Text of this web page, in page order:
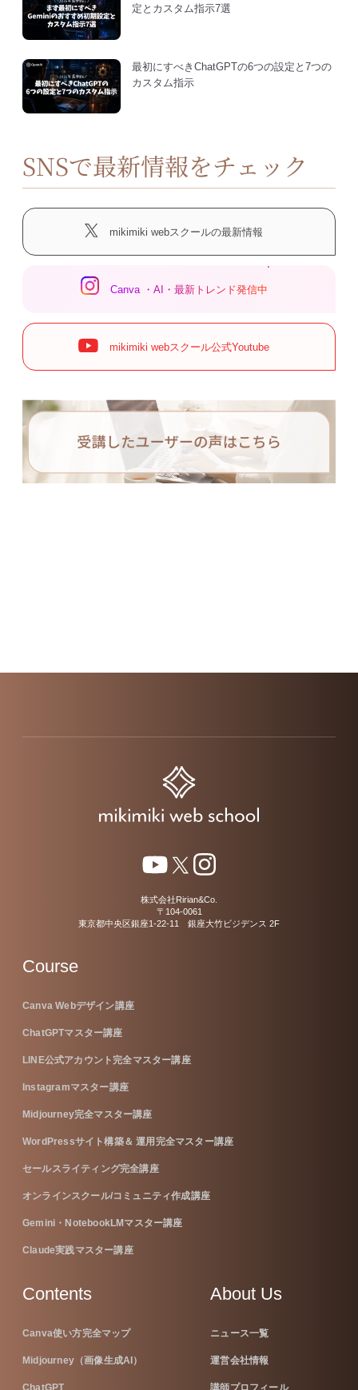
定とカスタム指示7選
最初にすべきChatGPTの6つの設定と7つの
カスタム指示
SNSで最新情報をチェック
mikimiki webスクールの最新情報
Canva ・AI・最新トレンド発信中
mikimiki webスクール公式Youtube
株式会社Ririan&Co.
〒104-0061
東京都中央区銀座1-22-11 銀座大竹ビジデンス 2F
Course
Canva Webデザイン講座
ChatGPTマスター講座
LINE公式アカウント完全マスター講座
Instagramマスター講座
Midjourney完全マスター講座
WordPressサイト構築＆ 運用完全マスター講座
セールスライティング完全講座
オンラインスクール/コミュニティ作成講座
Gemini・NotebookLMマスター講座
Claude実践マスター講座
Contents
Canva使い方完全マップ
Midjourney（画像生成AI）
ChatGPT
About Us
ニュース一覧
運営会社情報
講師プロフィール